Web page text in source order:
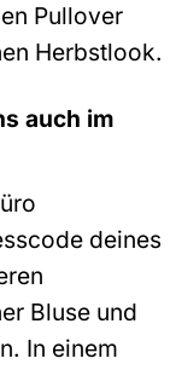
Pullover
Herbstlook.
auch im
deines
Bluse und
In einem